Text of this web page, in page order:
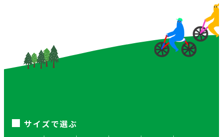
サイズで選ぶ